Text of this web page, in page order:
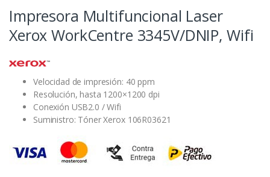
Impresora Multifuncional Laser
Xerox WorkCentre 3345V/DNIP, Wifi
Velocidad de impresión: 40 ppm
Resolución, hasta 1200×1200 dpi
Conexión USB2.0 / Wifi
Suministro: Tóner Xerox 106R03621